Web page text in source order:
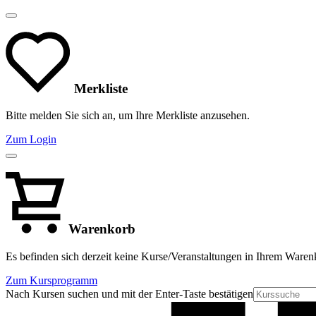
Merkliste
Bitte melden Sie sich an, um Ihre Merkliste anzusehen.
Zum Login
Warenkorb
Es befinden sich derzeit keine Kurse/Veranstaltungen in Ihrem
Zum Kursprogramm
Nach Kursen suchen und mit der Enter-Taste bestätigen